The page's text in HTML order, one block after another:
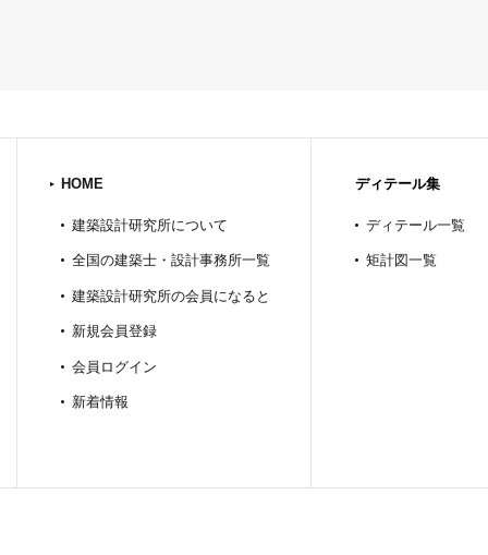
HOME
建築設計研究所について
全国の建築士・設計事務所一覧
建築設計研究所の会員になると
新規会員登録
会員ログイン
新着情報
ディテール集
ディテール一覧
矩計図一覧